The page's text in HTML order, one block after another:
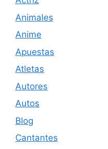
Animales
Anime
Apuestas
Atletas
Autores
Autos
Blog
Cantantes